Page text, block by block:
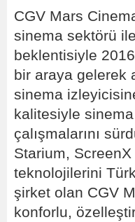
CGV Mars
sinema sektörü
beklentisiyle 2016
bir araya gelerek
sinema
kalitesiyle
çalışmalarını
Starium,
teknolojilerini
şirket olan CGV
konforlu,